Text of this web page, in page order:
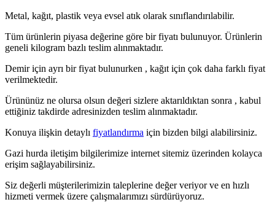
Metal, kağıt, plastik veya evsel atık olarak sınıflandırılabilir.
Tüm ürünlerin piyasa değerine göre bir fiyatı bulunuyor. Ürünlerin
geneli kilogram bazlı teslim alınmaktadır.
Demir için ayrı bir fiyat bulunurken , kağıt için çok daha farklı fiyat
verilmektedir.
Ürününüz ne olursa olsun değeri sizlere aktarıldıktan sonra , kabul
ettiğiniz takdirde adresinizden teslim alınmaktadır.
Konuya ilişkin detaylı fiyatlandırma için bizden bilgi alabilirsiniz.
Gazi hurda iletişim bilgilerimize internet sitemiz üzerinden kolayca
erişim sağlayabilirsiniz.
Siz değerli müşterilerimizin taleplerine değer veriyor ve en hızlı
hizmeti vermek üzere çalışmalarımızı sürdürüyoruz.